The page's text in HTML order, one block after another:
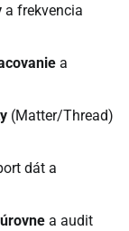
a frekvencia
a
(Matter/Thread)
dát a
a audit